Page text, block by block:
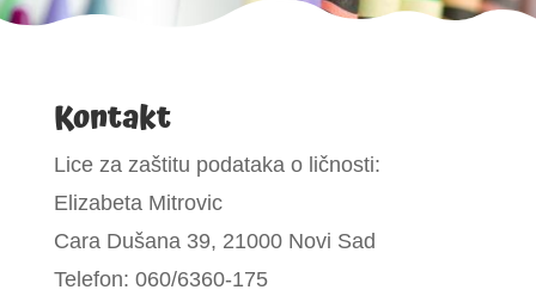
Kontakt
Lice za zaštitu podataka o ličnosti:
Elizabeta Mitrovic
Cara Dušana 39, 21000 Novi Sad
Telefon: 060/6360-175